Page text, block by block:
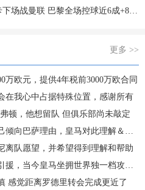
曼联 巴黎全场控球近6成+8射3正未果
更多 >>
万欧元，提供4年税前3000万欧合同
在我心中占据特殊位置，感谢所有
顿，他想留队 但俱乐部尚未敲定
向巴萨理由，皇马对此理解＆祝好
离队愿望，并希望得到理解和帮助
，当今皇马坐拥世界独一档攻击线
感觉距离罗德里转会完成更近了